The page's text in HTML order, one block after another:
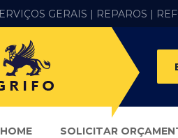
GERAIS | REPAROS |
HOME SOLICITAR